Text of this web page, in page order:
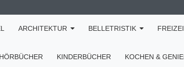
ARCHITEKTUR BELLETRISTIK
HÖRBÜCHER KINDERBÜCHER KOCHEN &